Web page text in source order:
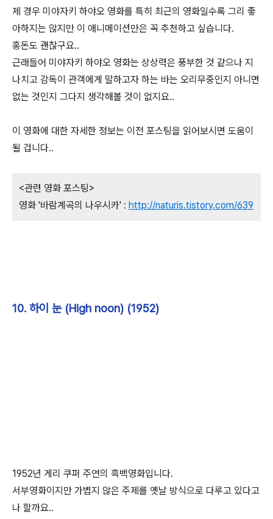
제 경우 미야자키 하야오 영화를 특히 최근의 영화일수록 그리 좋
아하지는 않지만 이 애니메이션만은 꼭 추천하고 싶습니다.
홍돈도 괜찮구요..
근래들어 미야자키 하야오 영화는 상상력은 풍부한 것 같으나 지
나치고 감독이 관객에게 말하고자 하는 바는 오리무중인지 아니면
없는 것인지 그다지 생각해볼 것이 없지요..
이 영화에 대한 자세한 정보는 이전 포스팅을 읽어보시면 도움이
될 겁니다..
<관련 영화 포스팅>
영화 '바람계곡의 나우시카' : http://naturis.tistory.com/639
10. 하이 눈 (High noon) (1952)
1952년 게리 쿠퍼 주연의 흑백영화입니다.
서부영화이지만 가볍지 않은 주제를 옛날 방식으로 다루고 있다고
나 할까요..